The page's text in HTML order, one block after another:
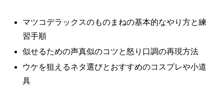
マツコデラックスのものまねの基本的なやり方と練
習手順
似せるための声真似のコツと怒り口調の再現方法
ウケを狙えるネタ選びとおすすめのコスプレや小道
具